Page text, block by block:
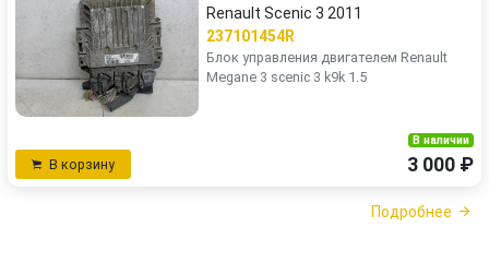
Renault Scenic 3 2011
237101454R
Блок управления двигателем Renault
Megane 3 scenic 3 k9k 1.5
В корзину
В наличии
3 000 ₽
Подробнее